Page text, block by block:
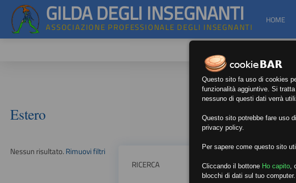
GILDA DEGLI INSEGNANTI
ASSOCIAZIONE PROFESSIONALE DEGLI INSEGNANTI
HOME
Estero
Nessun risultato.Rimuovi filtri
RICERCA
Questo sito fa uso di cookies
funzionalità aggiuntive. Si
nessuno di questi dati verrà
Questo sito potrebbe fare uso
privacy policy.
Per sapere come questo sito
Cliccando il bottone Ho capito
blocchi di dati sul tuo computer.